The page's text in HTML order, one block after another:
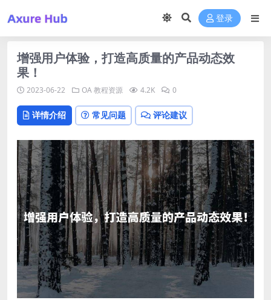
登录
增强用户体验，打造高质量的产品动态效
果！
2023-06-22 OA教程资源 4.2K 0
详情介绍 常见问题 评论建议